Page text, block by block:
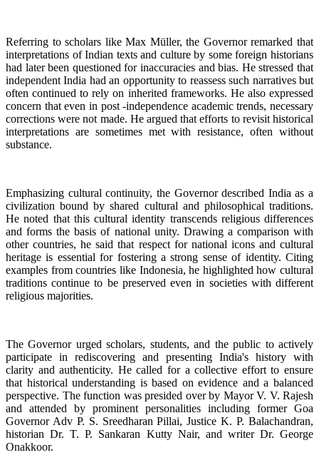
Referring to scholars like Max Müller, the Governor remarked that
interpretations of Indian texts and culture by some foreign historians
had later been questioned for inaccuracies and bias. He stressed that
independent India had an opportunity to reassess such narratives but
often continued to rely on inherited frameworks. He also expressed
concern that even in post -independence academic trends, necessary
corrections were not made. He argued that efforts to revisit historical
interpretations are sometimes met with resistance, often without
substance.
Emphasizing cultural continuity, the Governor described India as a
civilization bound by shared cultural and philosophical traditions.
He noted that this cultural identity transcends religious differences
and forms the basis of national unity. Drawing a comparison with
other countries, he said that respect for national icons and cultural
heritage is essential for fostering a strong sense of identity. Citing
examples from countries like Indonesia, he highlighted how cultural
traditions continue to be preserved even in societies with different
religious majorities.
The Governor urged scholars, students, and the public to actively
participate in rediscovering and presenting India's history with
clarity and authenticity. He called for a collective effort to ensure
that historical understanding is based on evidence and a balanced
perspective. The function was presided over by Mayor V. V. Rajesh
and attended by prominent personalities including former Goa
Governor Adv P. S. Sreedharan Pillai, Justice K. P. Balachandran,
historian Dr. T. P. Sankaran Kutty Nair, and writer Dr. George
Onakkoor.